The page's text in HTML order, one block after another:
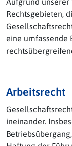
Rechtsgebieten,
eine umfassende
Arbeitsrecht
ineinander.